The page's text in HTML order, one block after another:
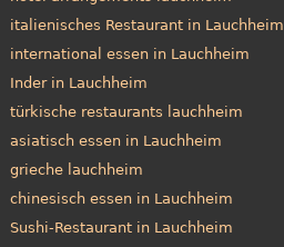
italienisches Restaurant in Lauchheim
international essen in Lauchheim
Inder in Lauchheim
türkische restaurants lauchheim
asiatisch essen in Lauchheim
grieche lauchheim
chinesisch essen in Lauchheim
Sushi-Restaurant in Lauchheim